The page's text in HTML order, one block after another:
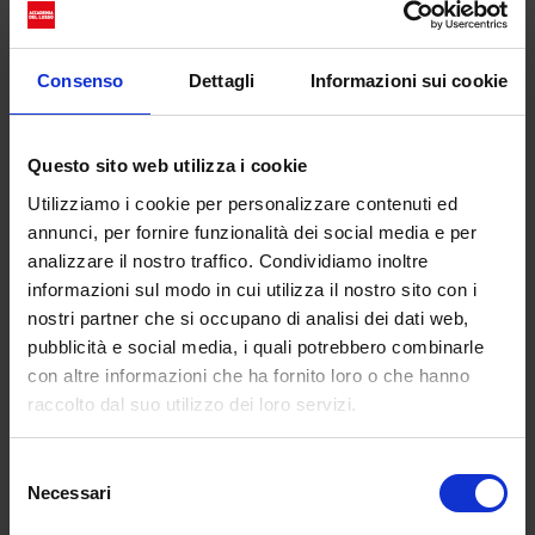
Consenso Dettagli Informazioni sui cookie
Questo sito web utilizza i cookie
Utilizziamo i cookie per personalizzare contenuti ed
annunci, per fornire funzionalità dei social media e per
analizzare il nostro traffico. Condividiamo inoltre
informazioni sul modo in cui utilizza il nostro sito con i
nostri partner che si occupano di analisi dei dati web,
pubblicità e social media, i quali potrebbero combinarle
con altre informazioni che ha fornito loro o che hanno
raccolto dal suo utilizzo dei loro servizi.
delNecessari
alcuni, ha compromesso la sobrietà del racconto.
La critica di Selvaggia
Lucarelli su “Belve Crime”
Tra le voci più nette contro la messa in onda, quella
di Selvaggia Lucarelli si è distinta per il tono diretto
e per la chiarezza dell’accusa. In un commento
pubblicato dopo la trasmissione, la giornalista ha